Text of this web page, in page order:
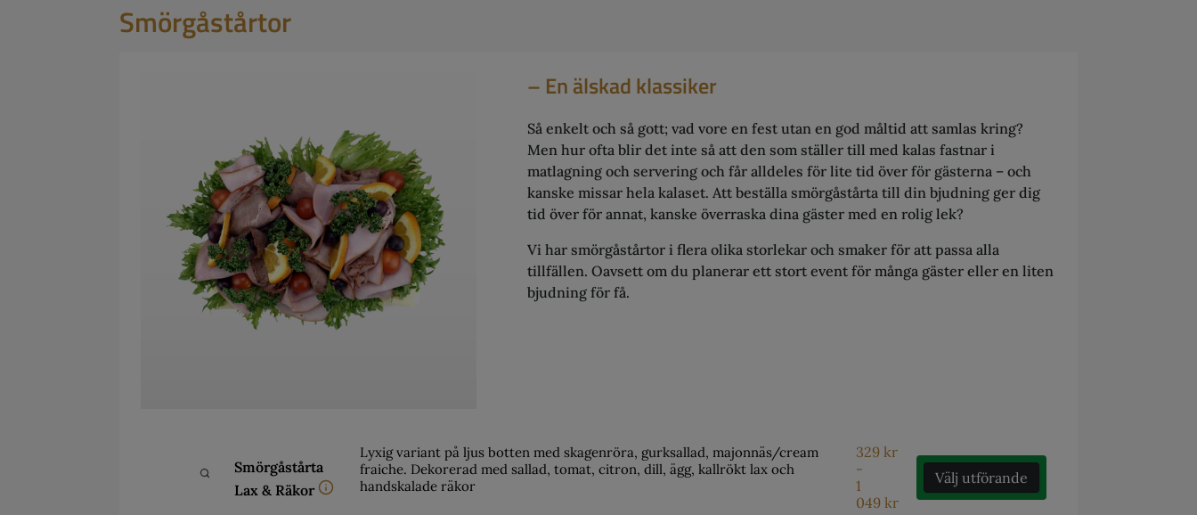
Smörgåstårtor
– En älskad klassiker
Så enkelt och så gott; vad vore en fest utan en god måltid att samlas kring?
Men hur ofta blir det inte så att den som ställer till med kalas fastnar i
matlagning och servering och får alldeles för lite tid över för gästerna – och
kanske missar hela kalaset. Att beställa smörgåstårta till din bjudning ger dig
tid över för annat, kanske överraska dina gäster med en rolig lek?
Vi har smörgåstårtor i flera olika storlekar och smaker för att passa alla
tillfällen. Oavsett om du planerar ett stort event för många gäster eller en liten
bjudning för få.
Smörgåstårta
Lax & Räkor
Lyxig variant på ljus botten med skagenröra, gurksallad, majonnäs/cream
fraiche. Dekorerad med sallad, tomat, citron, dill, ägg, kallrökt lax och
handskalade räkor
329 kr
-
1
049 kr
Välj utförande